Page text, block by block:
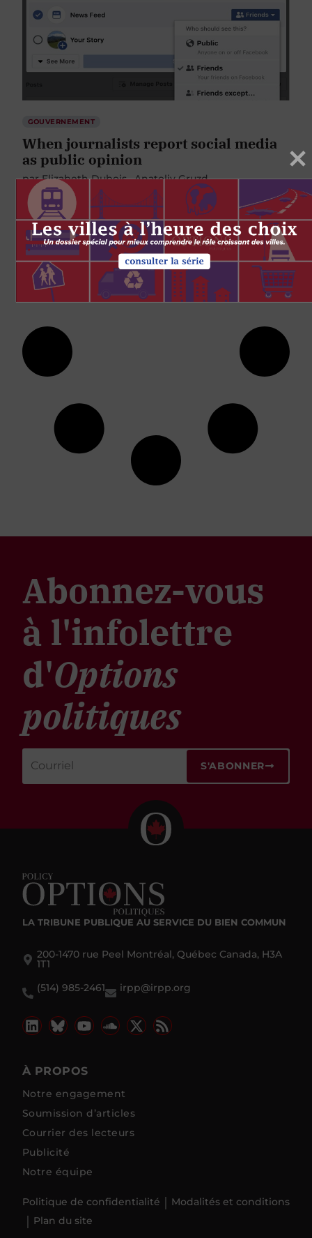
GOUVERNEMENT
When journalists report social media
as public opinion
parElizabeth Dubois
Anatoliy Gruzd
Jenna Jacobson
28 SEPTEMBRE 2018
Abonnez-vous
à l'infolettre
d'Options
politiques
S'ABONNER
LA TRIBUNE PUBLIQUE AU SERVICE DU BIEN COMMUN
200-1470 rue Peel Montréal, Québec Canada, H3A
1T1
(514) 985-2461
irpp@irpp.org
À PROPOS
Notre engagement
Soumission d’articles
Courrier des lecteurs
Publicité
Notre équipe
Politique de confidentialité
Modalités et conditions
Plan du site